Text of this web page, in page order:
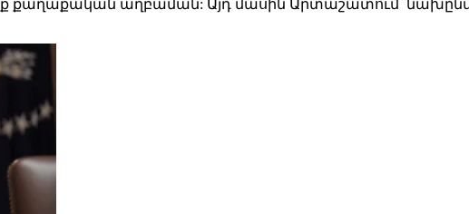
քաղաքական աղբաման: Այդ մասին Արտաշատում՝